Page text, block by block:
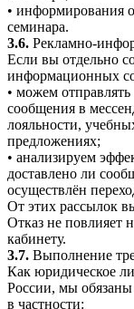
• информирования
семинара.
3.6. Рекламно-
Если вы отдельно
информационных
• можем
сообщения в
лояльности,
предложениях;
• анализируем
доставлено ли
осуществлён
От этих рассылок
Отказ не повлияет
кабинету.
3.7. Выполнение
Как юридическое
России, мы обязаны
в частности: